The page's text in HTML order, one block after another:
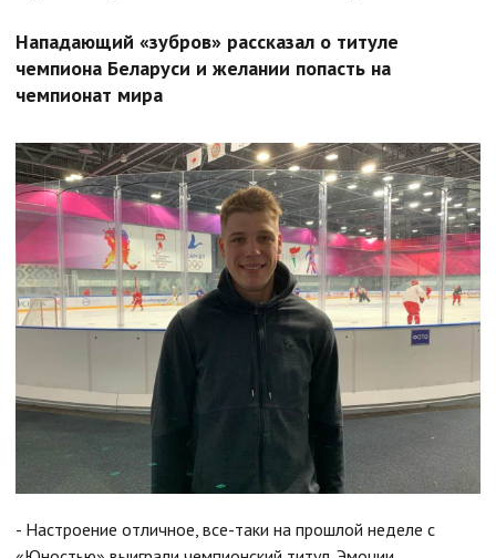
Нападающий «зубров» рассказал о титуле
чемпиона Беларуси и желании попасть на
чемпионат мира
- Настроение отличное, все-таки на прошлой неделе с